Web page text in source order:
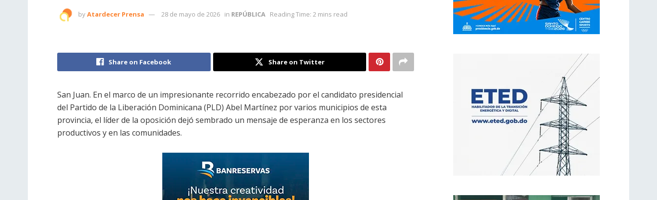
byAtardecer Prensa 28 de mayo de 2026 in REPÚBLICA Reading Time: 2 mins read
Share on Facebook Share on Twitter
San Juan. En el marco de un impresionante recorrido encabezado por el candidato presidencial
del Partido de la Liberación Dominicana (PLD) Abel Martínez por varios municipios de esta
provincia, el líder de la oposición dejó sembrado un mensaje de esperanza en los sectores
productivos y en las comunidades.